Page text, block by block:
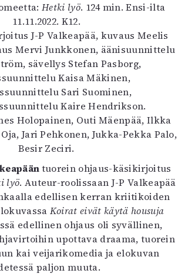
Oulu2026
Näyttelyt
Musiikki
Levyt
Kuvataide
Kirjat
In English
Esitystaide
Arkisto
4/2026
2–3/2026
1/2026
6/2025
5/2025 saame
5/2025
Lehtiarkisto
Hetki lyö. 124 min. Ensi-ilta
11.11.2022. K12.
J-P Valkeapää, kuvaus Meelis
Mervi Junkkonen, äänisuunnittelu
sävellys Stefan Pasborg,
Kaisa Mäkinen,
Sari Suominen,
Kaire Hendrikson.
Holopainen, Outi Mäenpää, Ilkka
Jari Pehkonen, Jukka-Pekka Palo,
Besir Zeciri.
tuorein ohjaus-käsikirjoitus
lyö. Auteur-roolissaan J-P Valkeapää
edellisen kerran kriitikoiden
Koirat eivät käytä housuja
edellinen ohjaus oli syvällinen,
upottava draama, tuorein
kai veijarikomedia ja elokuvan
paljon muuta.